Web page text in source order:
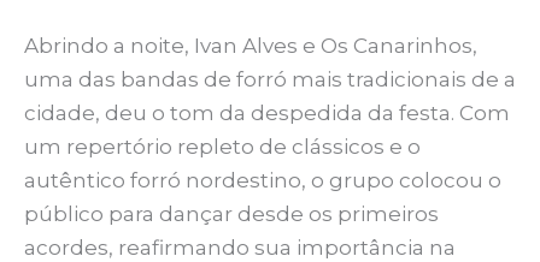
Abrindo a noite, Ivan Alves e Os Canarinhos,
uma das bandas de forró mais tradicionais de a
cidade, deu o tom da despedida da festa. Com
um repertório repleto de clássicos e o
autêntico forró nordestino, o grupo colocou o
público para dançar desde os primeiros
acordes, reafirmando sua importância na